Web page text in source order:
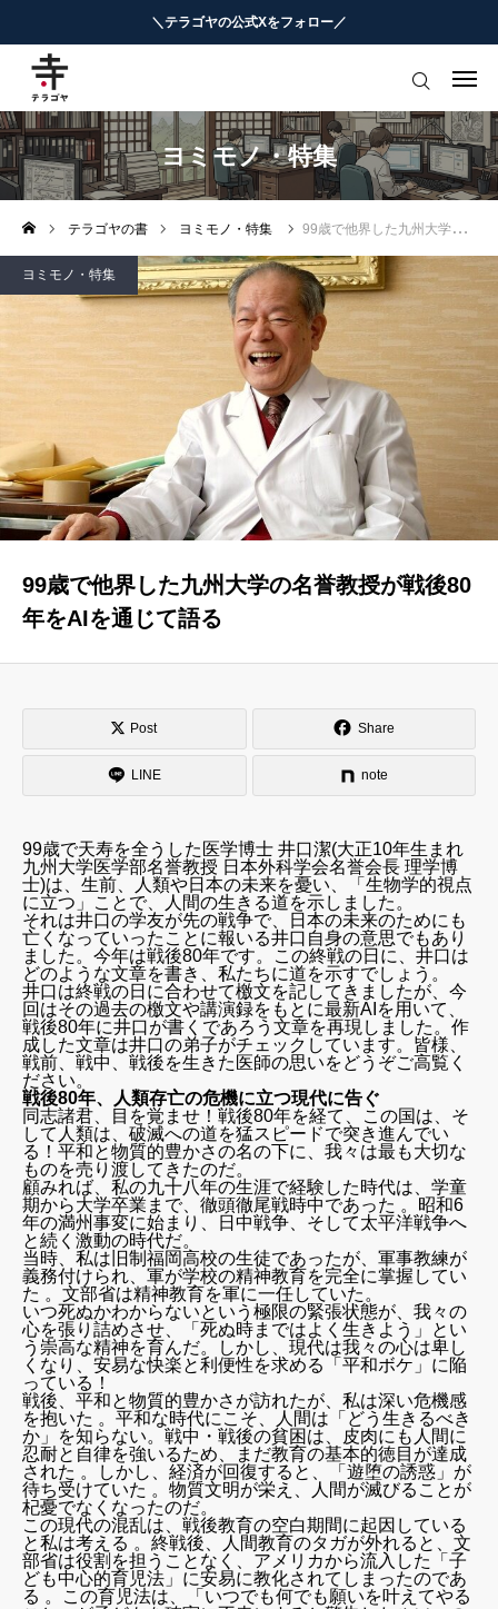
＼テラゴヤの公式Xをフォロー／
ヨミモノ・特集
テラゴヤの書 ヨミモノ・特集 99歳で他界した九州大学の名誉教授が戦後80年をAIを通じて語る
ヨミモノ・特集
99歳で他界した九州大学の名誉教授が戦後80
年をAIを通じて語る
Post Share
LINE note
99歳で天寿を全うした医学博士 井口潔(大正10年生まれ
九州大学医学部名誉教授 日本外科学会名誉会長 理学博
士)は、生前、人類や日本の未来を憂い、「生物学的視点
に立つ」ことで、人間の生きる道を示しました。
それは井口の学友が先の戦争で、日本の未来のためにも
亡くなっていったことに報いる井口自身の意思でもあり
ました。今年は戦後80年です。この終戦の日に、井口は
どのような文章を書き、私たちに道を示すでしょう。
井口は終戦の日に合わせて檄文を記してきましたが、今
回はその過去の檄文や講演録をもとに最新AIを用いて、
戦後80年に井口が書くであろう文章を再現しました。作
成した文章は井口の弟子がチェックしています。皆様、
戦前、戦中、戦後を生きた医師の思いをどうぞご高覧く
ださい。
戦後80年、人類存亡の危機に立つ現代に告ぐ
同志諸君、目を覚ませ！戦後80年を経て、この国は、そ
して人類は、破滅への道を猛スピードで突き進んでい
る！平和と物質的豊かさの名の下に、我々は最も大切な
ものを売り渡してきたのだ。
顧みれば、私の九十八年の生涯で経験した時代は、学童
期から大学卒業まで、徹頭徹尾戦時中であった 。昭和6
年の満州事変に始まり、日中戦争、そして太平洋戦争へ
と続く激動の時代だ。
当時、私は旧制福岡高校の生徒であったが、軍事教練が
義務付けられ、軍が学校の精神教育を完全に掌握してい
た 。文部省は精神教育を軍に一任していた。
いつ死ぬかわからないという極限の緊張状態が、我々の
心を張り詰めさせ、「死ぬ時まではよく生きよう」とい
う崇高な精神を育んだ。しかし、現代は我々の心は卑し
くなり、安易な快楽と利便性を求める「平和ボケ」に陥
っている！
戦後、平和と物質的豊かさが訪れたが、私は深い危機感
を抱いた 。平和な時代にこそ、人間は「どう生きるべき
か」を知らない。戦中・戦後の貧困は、皮肉にも人間に
忍耐と自律を強いるため、まだ教育の基本的徳目が達成
された 。しかし、経済が回復すると、「遊堕の誘惑」が
待ち受けていた 。物質文明が栄え、人間が滅びることが
杞憂でなくなったのだ。
この現代の混乱は、戦後教育の空白期間に起因している
と私は考える 。終戦後、人間教育のタガが外れると、文
部省は役割を担うことなく、アメリカから流入した「子
ども中心的育児法」に安易に教化されてしまったのであ
る 。この育児法は、「いつでも何でも願いを叶えてやる
はじめての方へ
教育ニュースまとめ
ヨミモノ・特集
マナビ・学習攻略
お役立ちリンク集
知能工作研究所
テラゴヤ週報